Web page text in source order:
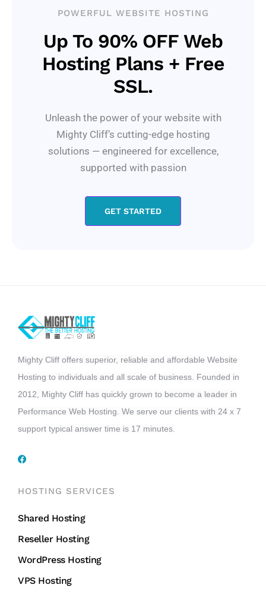
POWERFUL WEBSITE HOSTING
Up To 90% OFF Web
Hosting Plans + Free
SSL.
Unleash the power of your website with
Mighty Cliff’s cutting-edge hosting
solutions — engineered for excellence,
supported with passion
GET STARTED
Mighty Cliff offers superior, reliable and affordable Website
Hosting to individuals and all scale of business. Founded in
2012, Mighty Cliff has quickly grown to become a leader in
Performance Web Hosting. We serve our clients with 24 x 7
support typical answer time is 17 minutes.
HOSTING SERVICES
Shared Hosting
Reseller Hosting
WordPress Hosting
VPS Hosting